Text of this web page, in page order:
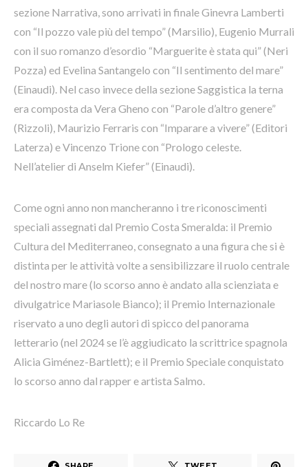
sezione Narrativa, sono arrivati in finale Ginevra Lamberti
con “Il pozzo vale più del tempo” (Marsilio), Eugenio Murrali
con il suo romanzo d’esordio “Marguerite è stata qui” (Neri
Pozza) ed Evelina Santangelo con “Il sentimento del mare”
(Einaudi). Nel caso invece della sezione Saggistica la terna
era composta da Vera Gheno con “Parole d’altro genere”
(Rizzoli), Maurizio Ferraris con “Imparare a vivere” (Editori
Laterza) e Vincenzo Trione con “Prologo celeste.
Nell’atelier di Anselm Kiefer” (Einaudi).
Come ogni anno non mancheranno i tre riconoscimenti
speciali assegnati dal Premio Costa Smeralda: il Premio
Cultura del Mediterraneo, consegnato a una figura che si è
distinta per le attività volte a sensibilizzare il ruolo centrale
del nostro mare (lo scorso anno è andato alla scienziata e
divulgatrice Mariasole Bianco); il Premio Internazionale
riservato a uno degli autori di spicco del panorama
letterario (nel 2024 se l’è aggiudicato la scrittrice spagnola
Alicia Giménez-Bartlett); e il Premio Speciale conquistato
lo scorso anno dal rapper e artista Salmo.
Riccardo Lo Re